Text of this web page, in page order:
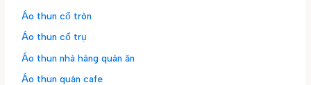
Áo thun cổ tròn
Áo thun cổ trụ
Áo thun nhà hàng quán ăn
Áo thun quán cafe